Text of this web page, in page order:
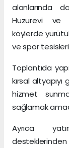
alanlarında
Huzurevi ve
köylerde
ve spor tesisleri
Toplantıda
kırsal
hizmet
sağlamak
Ayrıca